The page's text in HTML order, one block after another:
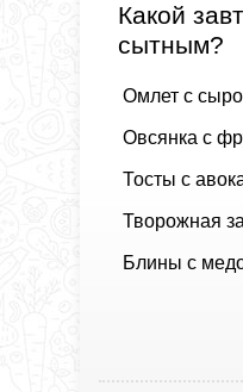
Какой
сытным?
Омлет с
Овсянка с
Тосты с
Творожная
Блины с